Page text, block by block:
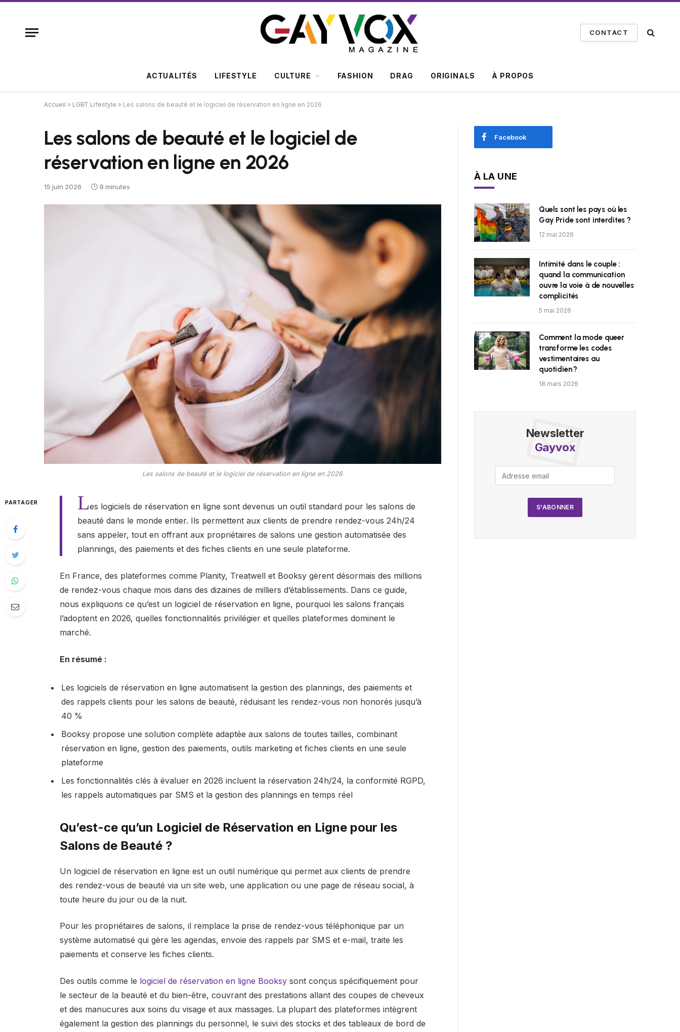
CONTACT
ACTUALITÉS LIFESTYLE CULTURE FASHION DRAG ORIGINALS À PROPOS
Accueil » LGBT Lifestyle » Les salons de beauté et le logiciel de réservation en ligne en 2026
Les salons de beauté et le logiciel de
réservation en ligne en 2026
15 juin 2026 8 minutes
Les salons de beauté et le logiciel de réservation en ligne en 2026
PARTAGER Les logiciels de réservation en ligne sont devenus un outil standard pour les salons de
beauté dans le monde entier. Ils permettent aux clients de prendre rendez-vous 24h/24
sans appeler, tout en offrant aux propriétaires de salons une gestion automatisée des
plannings, des paiements et des fiches clients en une seule plateforme.
En France, des plateformes comme Planity, Treatwell et Booksy gèrent désormais des millions
de rendez-vous chaque mois dans des dizaines de milliers d’établissements. Dans ce guide,
nous expliquons ce qu’est un logiciel de réservation en ligne, pourquoi les salons français
l’adoptent en 2026, quelles fonctionnalités privilégier et quelles plateformes dominent le
marché.
En résumé :
Les logiciels de réservation en ligne automatisent la gestion des plannings, des paiements et
des rappels clients pour les salons de beauté, réduisant les rendez-vous non honorés jusqu’à
40 %
Booksy propose une solution complète adaptée aux salons de toutes tailles, combinant
réservation en ligne, gestion des paiements, outils marketing et fiches clients en une seule
plateforme
Les fonctionnalités clés à évaluer en 2026 incluent la réservation 24h/24, la conformité RGPD,
les rappels automatiques par SMS et la gestion des plannings en temps réel
Qu’est-ce qu’un Logiciel de Réservation en Ligne pour les
Salons de Beauté ?
Un logiciel de réservation en ligne est un outil numérique qui permet aux clients de prendre
des rendez-vous de beauté via un site web, une application ou une page de réseau social, à
toute heure du jour ou de la nuit.
Pour les propriétaires de salons, il remplace la prise de rendez-vous téléphonique par un
système automatisé qui gère les agendas, envoie des rappels par SMS et e-mail, traite les
paiements et conserve les fiches clients.
Des outils comme le logiciel de réservation en ligne Booksysont conçus spécifiquement pour
le secteur de la beauté et du bien-être, couvrant des prestations allant des coupes de cheveux
et des manucures aux soins du visage et aux massages. La plupart des plateformes intègrent
également la gestion des plannings du personnel, le suivi des stocks et des tableaux de bord de
Facebook
À LA UNE
Quels sont les pays où les
Gay Pride sont interdites ?
12 mai 2026
Intimité dans le couple :
quand la communication
ouvre la voie à de nouvelles
complicités
5 mai 2026
Comment la mode queer
transforme les codes
vestimentaires au
quotidien ?
18 mars 2026
Newsletter
Gayvox